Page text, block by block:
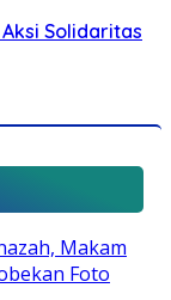
Solidaritas